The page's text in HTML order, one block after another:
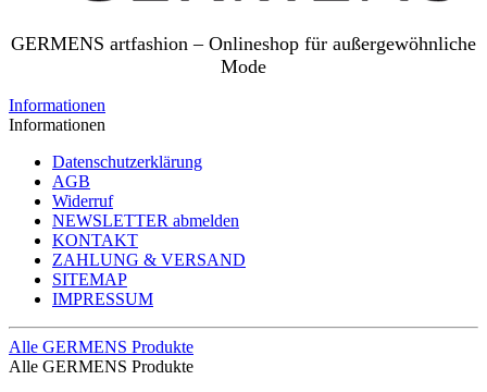
GERMENS artfashion – Onlineshop für außergewöhnliche
Mode
Informationen
Informationen
Datenschutzerklärung
AGB
Widerruf
NEWSLETTER abmelden
KONTAKT
ZAHLUNG & VERSAND
SITEMAP
IMPRESSUM
Alle GERMENS Produkte
Alle GERMENS Produkte